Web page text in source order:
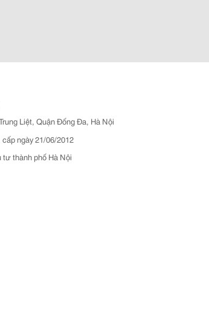
Liệt, Quận Đống Đa, Hà Nội
ngày 21/06/2012
thành phố Hà Nội